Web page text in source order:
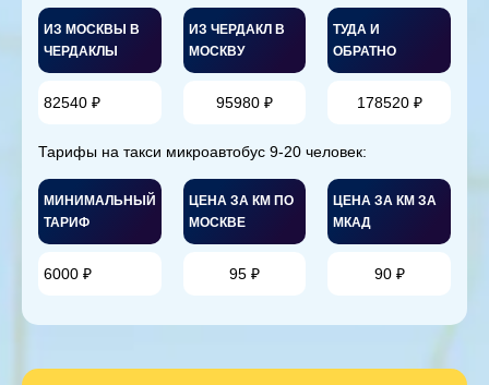
ИЗ МОСКВЫ В
ЧЕРДАКЛЫ
ИЗ ЧЕРДАКЛ В
МОСКВУ
ТУДА И
ОБРАТНО
82540 ₽ 95980 ₽ 178520 ₽
Тарифы на такси микроавтобус 9-20 человек:
МИНИМАЛЬНЫЙ
ТАРИФ
ЦЕНА ЗА КМ ПО
МОСКВЕ
ЦЕНА ЗА КМ ЗА
МКАД
6000 ₽ 95 ₽ 90 ₽